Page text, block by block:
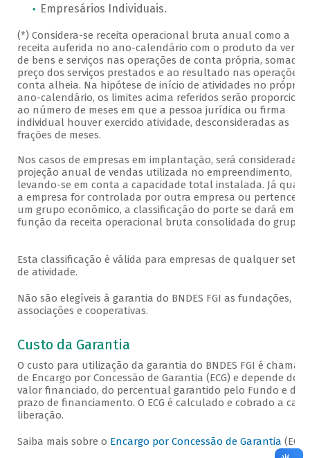
Empresários Individuais.
(*) Considera-se receita operacional bruta anual como a
receita auferida no ano-calendário com o produto da venda
de bens e serviços nas operações de conta própria, somado
preço dos serviços prestados e ao resultado nas operações
conta alheia. Na hipótese de início de atividades no próprio
ano-calendário, os limites acima referidos serão
ao número de meses em que a pessoa jurídica ou firma
individual houver exercido atividade, desconsideradas as
frações de
Nos casos de empresas em implantação, será considerada a
projeção anual de vendas utilizada no empreendimento,
levando-se em conta a capacidade total instalada. Já
a empresa for controlada por outra empresa ou pertencer a
um grupo econômico, a classificação do porte se dará em
função da receita operacional bruta consolidada do
Esta classificação é válida para empresas de qualquer setor
de atividade.
Não são elegíveis à garantia do BNDES FGI as fundações,
associações e cooperativas.
Custo da Garantia
O custo para utilização da garantia do BNDES FGI é
de Encargo por Concessão de Garantia (ECG) e depende do
valor financiado, do percentual garantido pelo Fundo e do
prazo de financiamento. O ECG é calculado e cobrado a cada
liberação.
Saiba mais sobre o Encargo por Concessão de Garantia (ECG).